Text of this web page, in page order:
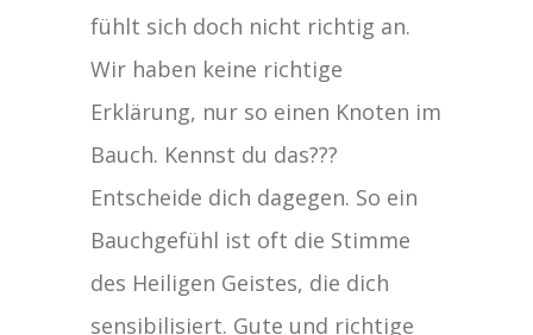
fühlt sich doch nicht richtig an.
Wir haben keine richtige
Erklärung, nur so einen Knoten im
Bauch. Kennst du das???
Entscheide dich dagegen. So ein
Bauchgefühl ist oft die Stimme
des Heiligen Geistes, die dich
sensibilisiert. Gute und richtige